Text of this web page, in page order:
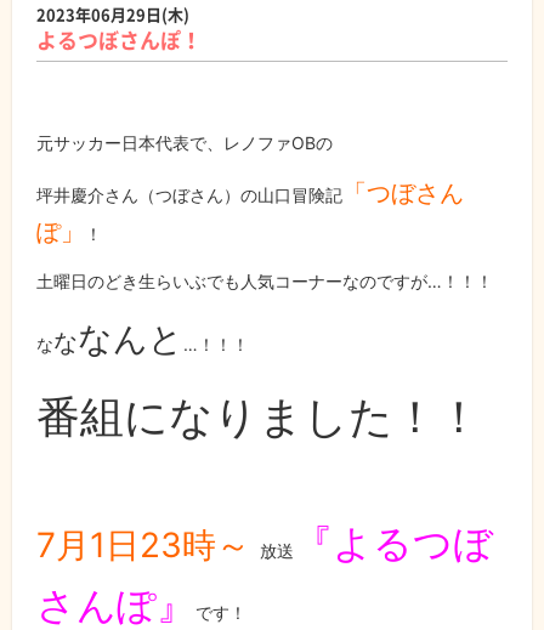
2023年06月29日(木)
よるつぼさんぽ！
元サッカー日本代表で、レノファOBの
坪井慶介さん（つぼさん）の山口冒険記
「つぼさん
ぽ」
！
土曜日のどき生らいぶでも人気コーナーなのですが…！！！
なななんと …！！！
番組になりました！！
7月1日23時～ 放送
『よるつぼ
さんぽ』
です！